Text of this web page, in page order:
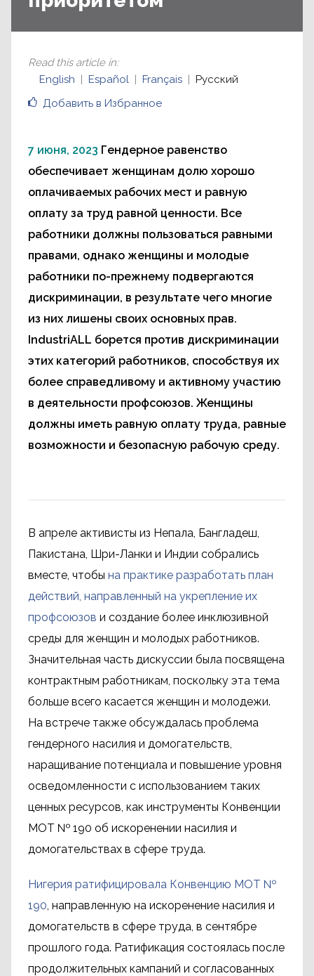
Добавить в Избранное
Read this article in:
English
Español Français Русский
7 июня, 2023 Гендерное равенство
обеспечивает женщинам долю хорошо
оплачиваемых рабочих мест и равную
оплату за труд равной ценности. Все
работники должны пользоваться равными
правами, однако женщины и молодые
работники по-прежнему подвергаются
дискриминации, в результате чего многие
из них лишены своих основных прав.
IndustriALL борется против дискриминации
этих категорий работников, способствуя их
более справедливому и активному участию
в деятельности профсоюзов. Женщины
должны иметь равную оплату труда, равные
возможности и безопасную рабочую среду.
В апреле активисты из Непала, Бангладеш,
Пакистана, Шри-Ланки и Индии собрались
вместе, чтобы на практике разработать план
действий, направленный на укрепление их
профсоюзов и создание более инклюзивной
среды для женщин и молодых работников.
Значительная часть дискуссии была посвящена
контрактным работникам, поскольку эта тема
больше всего касается женщин и молодежи.
На встрече также обсуждалась проблема
гендерного насилия и домогательств,
наращивание потенциала и повышение уровня
осведомленности с использованием таких
ценных ресурсов, как инструменты Конвенции
МОТ № 190 об искоренении насилия и
домогательствах в сфере труда.
Нигерия ратифицировала Конвенцию МОТ №
190, направленную на искоренение насилия и
домогательств в сфере труда, в сентябре
прошлого года. Ратификация состоялась после
продолжительных кампаний и согласованных